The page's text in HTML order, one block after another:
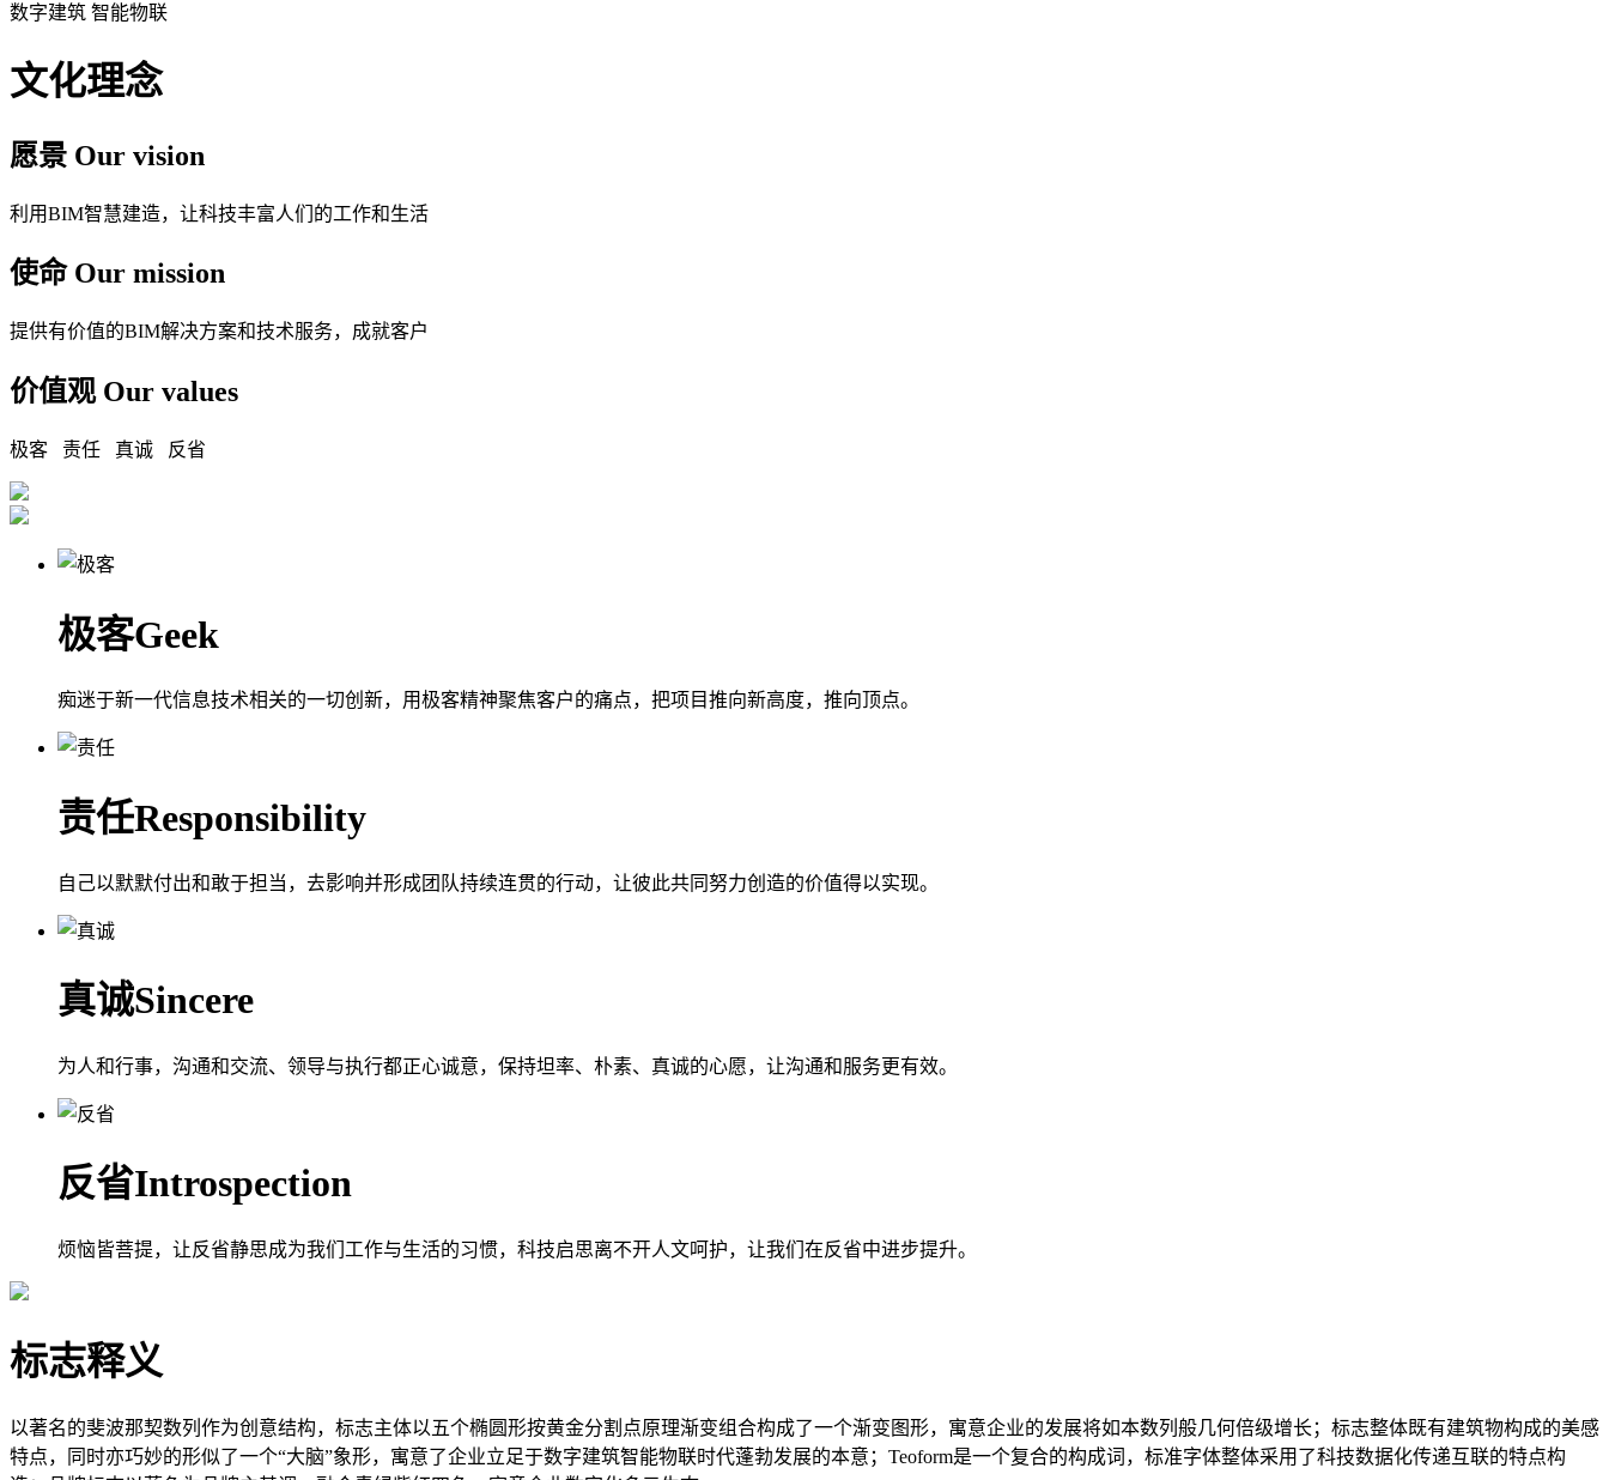
数字建筑 智能物联
文化理念
愿景 Our vision
利用BIM智慧建造，让科技丰富人们的工作和生活
使命Our mission
提供有价值的BIM解决方案和技术服务，成就客户
价值观Our values
极客 责任 真诚 反省
极客Geek
痴迷于新一代信息技术相关的一切创新，用极客精神聚焦客户的痛点，把项目推向新高度，推向顶点。
责任Responsibility
自己以默默付出和敢于担当，去影响并形成团队持续连贯的行动，让彼此共同努力创造的价值得以实现。
真诚Sincere
为人和行事，沟通和交流、领导与执行都正心诚意，保持坦率、朴素、真诚的心愿，让沟通和服务更有效。
反省Introspection
烦恼皆菩提，让反省静思成为我们工作与生活的习惯，科技启思离不开人文呵护，让我们在反省中进步提升。
标志释义
以著名的斐波那契数列作为创意结构，标志主体以五个椭圆形按黄金分割点原理渐变组合构成了一个渐变图形，寓意企业的发展将如本数列般几何倍级增长；标志整体既有建筑物构成的美感
特点，同时亦巧妙的形似了一个“大脑”象形，寓意了企业立足于数字建筑智能物联时代蓬勃发展的本意；Teoform是一个复合的构成词，标准字体整体采用了科技数据化传递互联的特点构